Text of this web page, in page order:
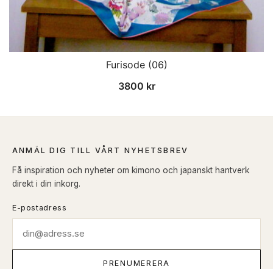
Furisode (06)
3800 kr
ANMÄL DIG TILL VÅRT NYHETSBREV
Få inspiration och nyheter om kimono och japanskt hantverk
direkt i din inkorg.
E-postadress
PRENUMERERA